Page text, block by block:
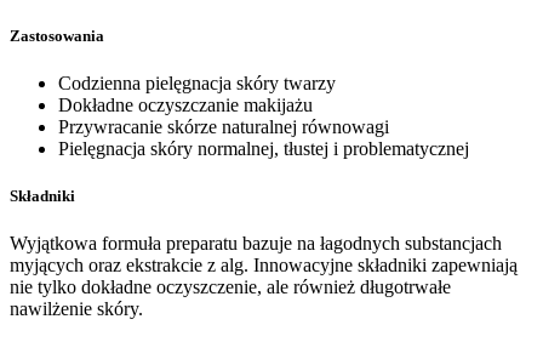
Zastosowania
Codzienna pielęgnacja skóry twarzy
Dokładne oczyszczanie makijażu
Przywracanie skórze naturalnej równowagi
Pielęgnacja skóry normalnej, tłustej i problematycznej
Składniki
Wyjątkowa formuła preparatu bazuje na łagodnych substancjach
myjących oraz ekstrakcie z alg. Innowacyjne składniki zapewniają
nie tylko dokładne oczyszczenie, ale również długotrwałe
nawilżenie skóry.